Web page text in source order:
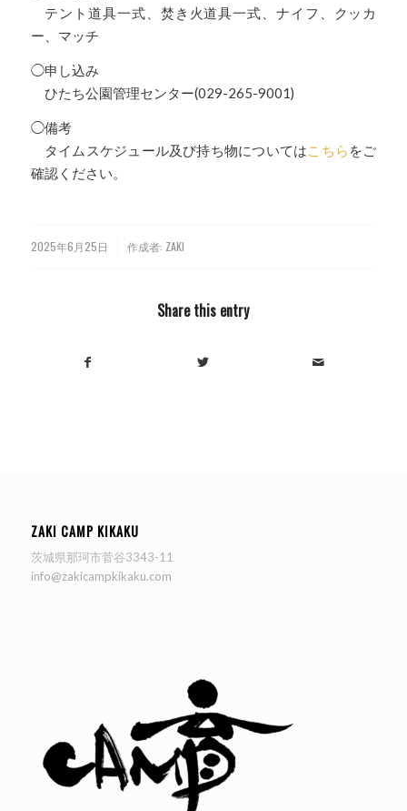
テント道具一式、焚き火道具一式、ナイフ、クッカ
ー、マッチ
◯申し込み
ひたち公園管理センター(029-265-9001)
◯備考
タイムスケジュール及び持ち物についてはこちら をご
確認ください。
2025年6月25日 作成者: ZAKI
Share this entry
ZAKI CAMP KIKAKU
茨城県那珂市菅谷3343-11
info@zakicampkikaku.com